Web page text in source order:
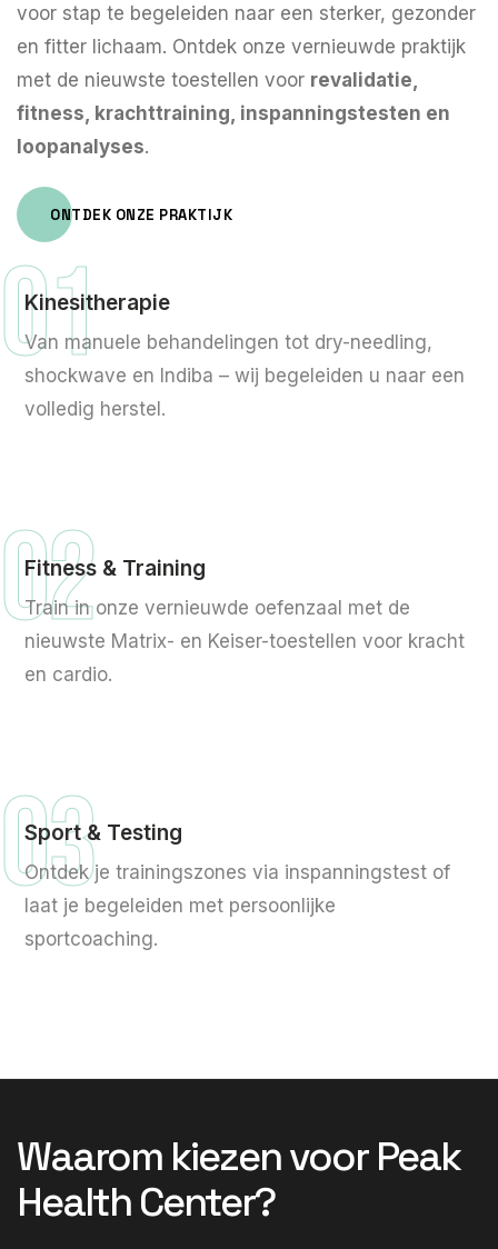
voor stap te begeleiden naar een sterker, gezonder
en fitter lichaam. Ontdek onze vernieuwde praktijk
met de nieuwste toestellen voor revalidatie,
fitness, krachttraining, inspanningstesten en
loopanalyses.
ONTDEK ONZE PRAKTIJK
01
Kinesitherapie
Van manuele behandelingen tot dry-needling,
shockwave en Indiba – wij begeleiden u naar een
volledig herstel.
02
Fitness & Training
Train in onze vernieuwde oefenzaal met de
nieuwste Matrix- en Keiser-toestellen voor kracht
en cardio.
03
Sport & Testing
Ontdek je trainingszones via inspanningstest of
laat je begeleiden met persoonlijke
sportcoaching.
Waarom kiezen voor Peak
Health Center?